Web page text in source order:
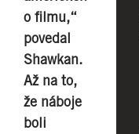
o filmu,“
povedal
Shawkan.
Až na to,
že náboje
boli